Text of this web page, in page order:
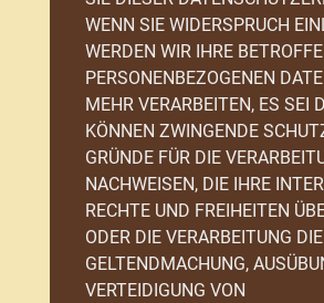
WENN SIE WIDERSPRUCH
WERDEN WIR IHRE
PERSONENBEZOGENEN
MEHR VERARBEITEN, ES SEI
KÖNNEN ZWINGENDE
GRÜNDE FÜR DIE
NACHWEISEN, DIE IHRE
RECHTE UND FREIHEITEN
ODER DIE VERARBEITUNG
GELTENDMACHUNG,
VERTEIDIGUNG VON